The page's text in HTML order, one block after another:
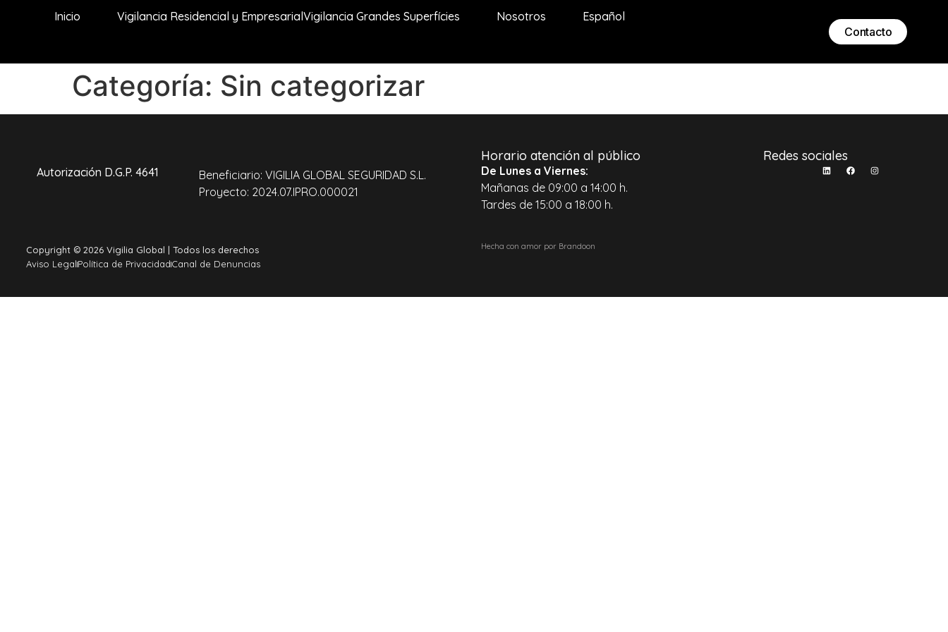
Inicio Vigilancia Residencial y EmpresarialVigilancia Grandes Superfícies Nosotros
Español
Contacto
Categoría: Sin categorizar
Autorización D.G.P. 4641
Beneficiario: VIGILIA GLOBAL SEGURIDAD S.L.
Proyecto: 2024.07.IPRO.000021
Horario atención al público
De Lunes a Viernes:
Mañanas de 09:00 a 14:00 h.
Tardes de 15:00 a 18:00 h.
Redes sociales
Copyright © 2026 Vigilia Global | Todos los derechos
Aviso LegalPolítica de PrivacidadCanal de Denuncias
Hecha con amor por Brandoon